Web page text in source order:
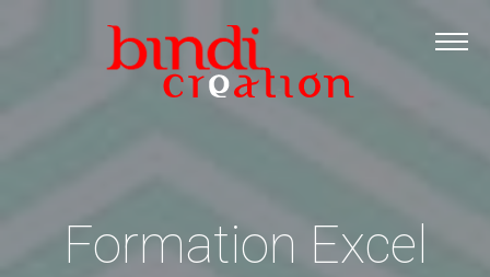
Accueil
Les formations
Contact
Formation Excel